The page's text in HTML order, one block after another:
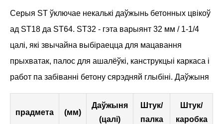
Серыя ST ўключае некалькі даўжынь бетонных цвікоў
ад ST18 да ST64. ST32 - гэта варыянт 32 мм / 1-1/4
цалі, які звычайна выбіраецца для мацавання
прыхватак, палос для ашалёўкі, канструкцыі каркаса і
работ па забіванні бетону сярэдняй глыбіні. Даўжыня
прадмета (мм)
Даўжыня
(цалі)
Штук/
палка
Штук/
каробка